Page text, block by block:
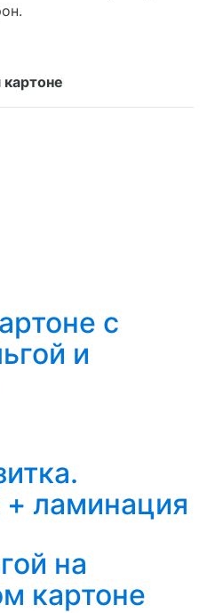
с
и
ламинация
на
картоне